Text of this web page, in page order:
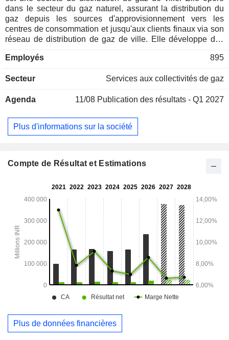
dans le secteur du gaz naturel, assurant la distribution du
gaz depuis les sources d'approvisionnement vers les
centres de consommation et jusqu'aux clients finaux via son
réseau de distribution de gaz de ville. Elle développe des
du gaz naturel par canalisation à des clients industriels,
naturel destiné aux véhicules (véhicules fonctionnant au
diversifiées, notamment la production d'électricité à partir du
Limited), la distribution de gaz de ville (Sabarmati Gas
Limited) et des services basés sur les technologies de
Rajasthan, Haryana, Pendjab et Madhya Pradesh) et dans
Employés 895
Secteur Services aux collectivités de gaz
Agenda 11/08 Publication des résultats - Q1 2027
Plus d'informations sur la société
Compte de Résultat et Estimations
Plus de données financières